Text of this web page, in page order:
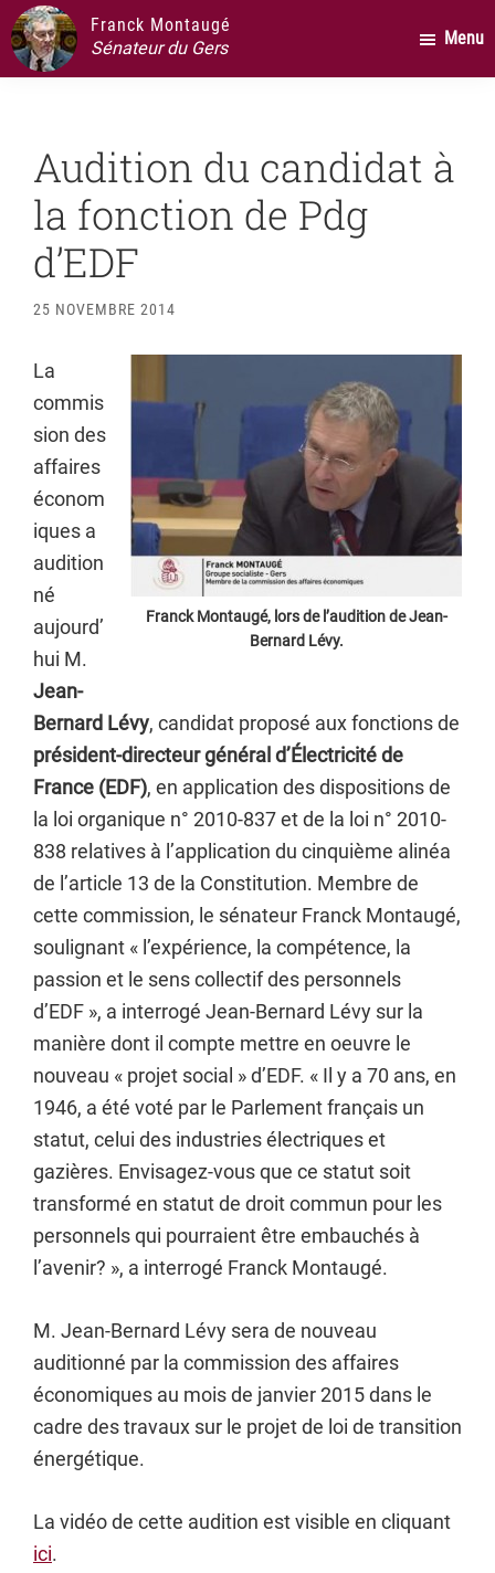
Passer
au
contenu
Passer
la
principale
Passer
au
pied
Franck Montaugé
Sénateur du Gers
Menu
Audition du candidat à
la fonction de Pdg
d’EDF
25 NOVEMBRE 2014
Franck Montaugé, lors de l’audition de Jean-
Bernard Lévy.
La
commis
sion des
affaires
économ
iques a
audition
né
aujourd’
hui M.
Jean-
Bernard Lévy, candidat proposé aux fonctions de
président-directeur général d’Électricité de
France (EDF), en application des dispositions de
la loi organique n° 2010-837 et de la loi n° 2010-
838 relatives à l’application du cinquième alinéa
de l’article 13 de la Constitution. Membre de
cette commission, le sénateur Franck Montaugé,
soulignant « l’expérience, la compétence, la
passion et le sens collectif des personnels
d’EDF », a interrogé Jean-Bernard Lévy sur la
manière dont il compte mettre en oeuvre le
nouveau « projet social » d’EDF. « Il y a 70 ans, en
1946, a été voté par le Parlement français un
statut, celui des industries électriques et
gazières. Envisagez-vous que ce statut soit
transformé en statut de droit commun pour les
personnels qui pourraient être embauchés à
l’avenir? », a interrogé Franck Montaugé.
M. Jean-Bernard Lévy sera de nouveau
auditionné par la commission des affaires
économiques au mois de janvier 2015 dans le
cadre des travaux sur le projet de loi de transition
énergétique.
La vidéo de cette audition est visible en cliquant
ici.